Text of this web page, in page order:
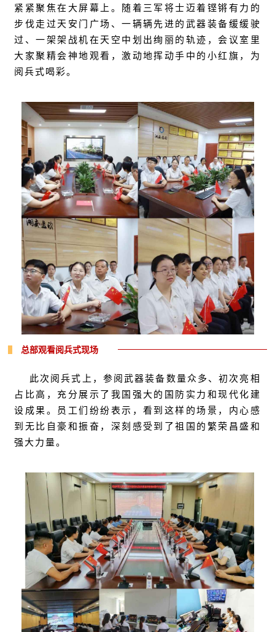
紧紧聚焦在大屏幕上。随着三军将士迈着铿锵有力的
步伐走过天安门广场、一辆辆先进的武器装备缓缓驶
过、一架架战机在天空中划出绚丽的轨迹，会议室里
大家聚精会神地观看，激动地挥动手中的小红旗，为
阅兵式喝彩。
总部观看阅兵式现场
此次阅兵式上，参阅武器装备数量众多、初次亮相
占比高，充分展示了我国强大的国防实力和现代化建
设成果。员工们纷纷表示，看到这样的场景，内心感
到无比自豪和振奋，深刻感受到了祖国的繁荣昌盛和
强大力量。